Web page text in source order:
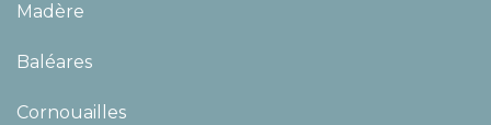
Madère
Baléares
Cornouailles